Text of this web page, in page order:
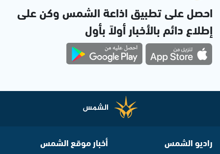
احصل على تطبيق اذاعة الشمس وكن على
إطلاع دائم بالأخبار أولاً بأول
راديو الشمس أخبار موقع الشمس